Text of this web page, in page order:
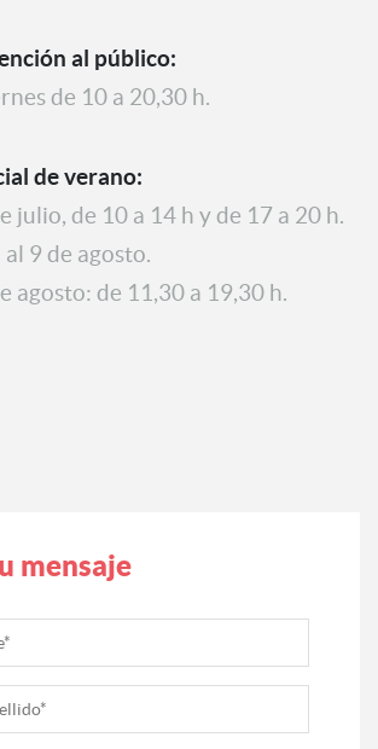
al público:
de 10 a 20,30 h.
de verano:
julio, de 10 a 14 h y de 17 a 20 h.
9 de agosto.
agosto: de 11,30 a 19,30 h.
mensaje